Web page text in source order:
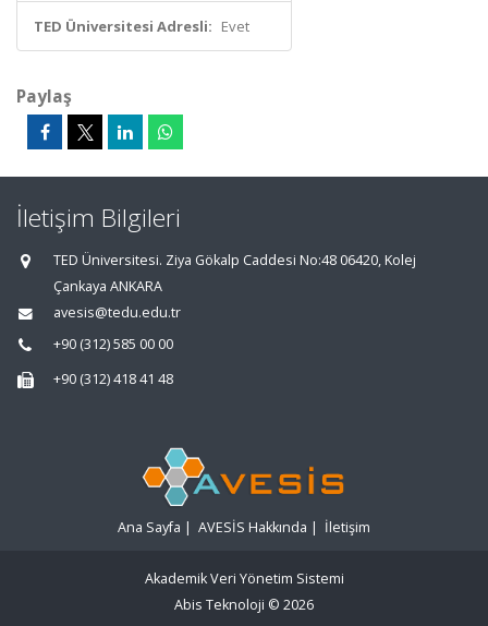
TED Üniversitesi Adresli: Evet
Paylaş
İletişim Bilgileri
TED Üniversitesi. Ziya Gökalp Caddesi No:48 06420, Kolej
Çankaya ANKARA
avesis@tedu.edu.tr
+90 (312) 585 00 00
+90 (312) 418 41 48
Ana Sayfa | AVESİS Hakkında | İletişim
Akademik Veri Yönetim Sistemi
Abis Teknoloji © 2026